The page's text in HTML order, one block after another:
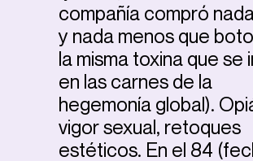
compañía compró
y nada menos que
la misma toxina que se
en las carnes de la
hegemonía global).
vigor sexual, retoques
estéticos. En el 84